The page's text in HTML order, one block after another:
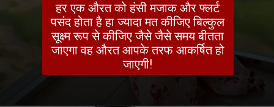
हर एक औरत को हंसी मजाक और फ्लर्ट
पसंद होता है हा ज्यादा मत कीजिए बिल्कुल
सूक्ष्म रूप से कीजिए जैसे जैसे समय बीतता
जाएगा वह औरत आपके तरफ आकर्षित हो
जाएगी!